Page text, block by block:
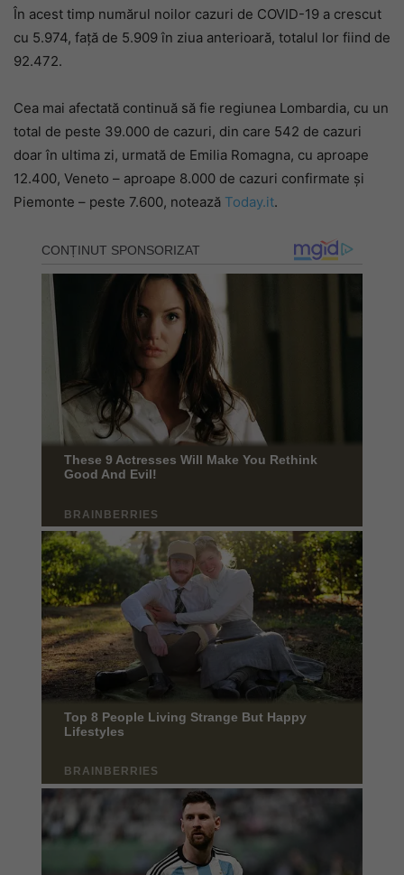
În acest timp numărul noilor cazuri de COVID-19 a crescut
cu 5.974, faţă de 5.909 în ziua anterioară, totalul lor fiind de
92.472.
Cea mai afectată continuă să fie regiunea Lombardia, cu un
total de peste 39.000 de cazuri, din care 542 de cazuri
doar în ultima zi, urmată de Emilia Romagna, cu aproape
12.400, Veneto – aproape 8.000 de cazuri confirmate şi
Piemonte – peste 7.600, notează Today.it.